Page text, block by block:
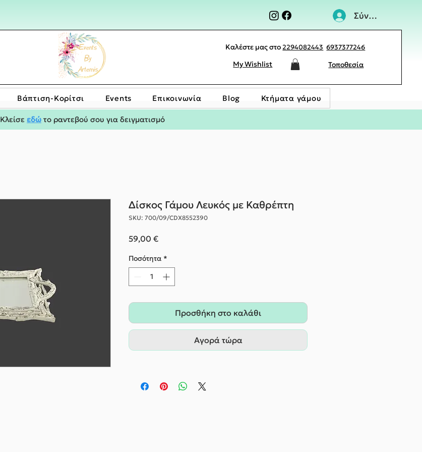
Σύνδεση
Καλέστε μας στο2294082443 6937377246
My Wishlist Τοποθεσία
Bάπτιση-Κορίτσι Events Επικοινωνία Blog Κτήματα γάμου
Κλείσε εδώ το ραντεβού σου για δειγματισμό
Δίσκος Γάμου Λευκός με Καθρέπτη
SKU: 700/09/CDΧ8552390
59,00 €Τιμή
Ποσότητα *
Προσθήκη στο καλάθι
Αγορά τώρα